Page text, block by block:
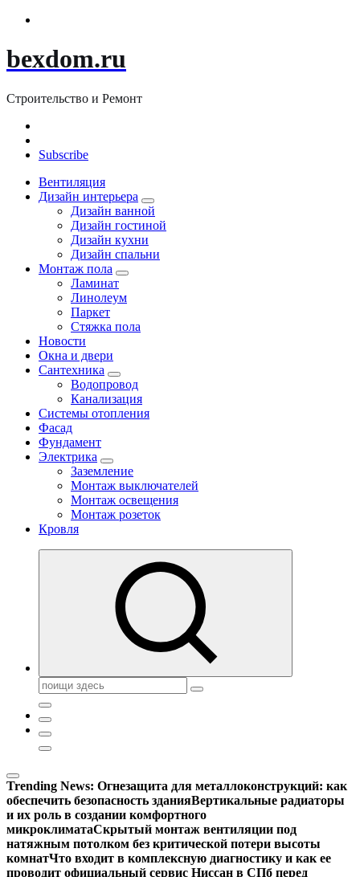
bexdom.ru
Строительство и Ремонт
Subscribe
Вентиляция
Дизайн интерьера
Дизайн ванной
Дизайн гостиной
Дизайн кухни
Дизайн спальни
Монтаж пола
Ламинат
Линолеум
Паркет
Стяжка пола
Новости
Окна и двери
Сантехника
Водопровод
Канализация
Системы отопления
Фасад
Фундамент
Электрика
Заземление
Монтаж выключателей
Монтаж освещения
Монтаж розеток
Кровля
Поиск:
Trending News: Огнезащита для металлоконструкций: как
обеспечить безопасность зданияВертикальные радиаторы
и их роль в создании комфортного
микроклиматаСкрытый монтаж вентиляции под
натяжным потолком без критической потери высоты
комнатЧто входит в комплексную диагностику и как ее
проводит официальный сервис Ниссан в СПб перед